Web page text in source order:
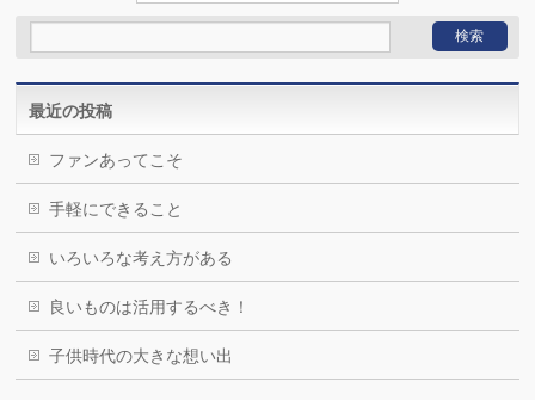
最近の投稿
ファンあってこそ
手軽にできること
いろいろな考え方がある
良いものは活用するべき！
子供時代の大きな想い出